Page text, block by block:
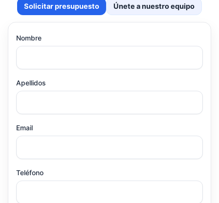
Solicitar presupuesto Únete a nuestro equipo
Nombre
Apellidos
Email
Teléfono